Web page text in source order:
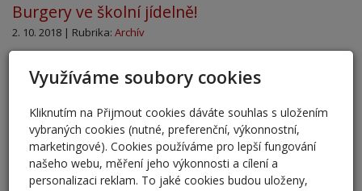
Burgery ve školní jídelně!
2. 10. 2018 | Rubrika: Archív
Jak vybrat vhodnou školu?
4. 10. 2018 | Rubrika:
Školní pokladna
31. 8. 2018 | Rubrika:Archív
Využíváme soubory cookies
Kliknutím na Přijmout cookies dáváte souhlas s uložením
vybraných cookies (nutné, preferenční, výkonnostní,
marketingové). Cookies používáme pro lepší fungování
našeho webu, měření jeho výkonnosti a cílení a
personalizaci reklam. To jaké cookies budou uloženy,